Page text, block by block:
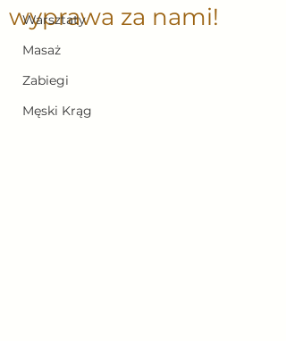
Warsztaty
Masaż
Zabiegi
Męski Krąg
wyprawa za nami!